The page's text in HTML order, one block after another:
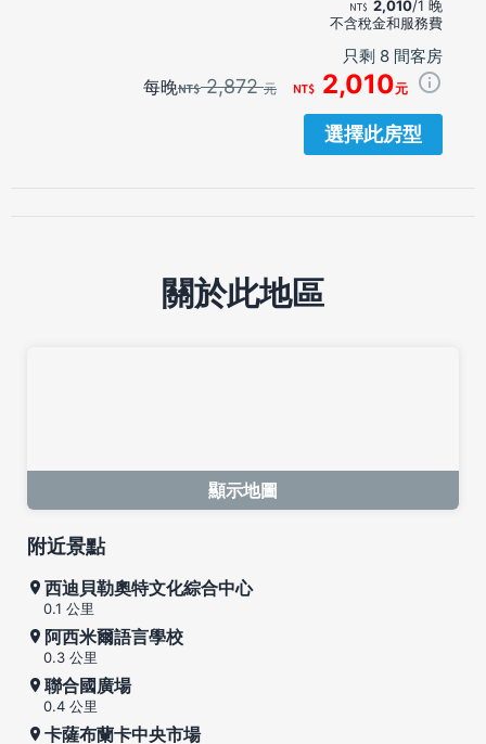
2,010/1 晚
不含稅金和服務費
只剩 8 間客房
每晚 2,872元 2,010元
選擇此房型
關於此地區
顯示地圖
附近景點
西迪貝勒奧特文化綜合中心
0.1 公里
阿西米爾語言學校
0.3 公里
聯合國廣場
0.4 公里
卡薩布蘭卡中央市場